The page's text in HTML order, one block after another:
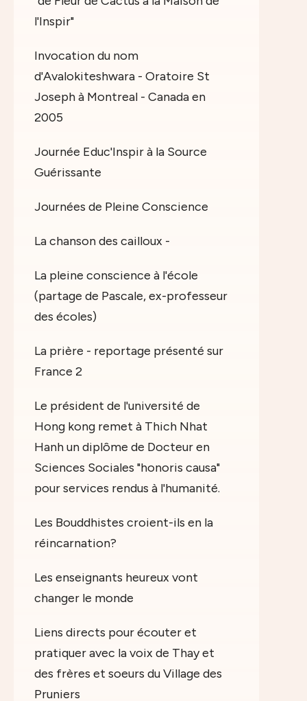
l'Inspir"
Invocation du nom
d'Avalokiteshwara - Oratoire St
Joseph à Montreal - Canada en
2005
Journée Educ'Inspir à la Source
Guérissante
Journées de Pleine Conscience
La chanson des cailloux -
La pleine conscience à l'école
(partage de Pascale, ex-professeur
des écoles)
La prière - reportage présenté sur
France 2
Le président de l'université de
Hong kong remet à Thich Nhat
Hanh un diplôme de Docteur en
Sciences Sociales "honoris causa"
pour services rendus à l'humanité.
Les Bouddhistes croient-ils en la
réincarnation?
Les enseignants heureux vont
changer le monde
Liens directs pour écouter et
pratiquer avec la voix de Thay et
des frères et soeurs du Village des
Pruniers